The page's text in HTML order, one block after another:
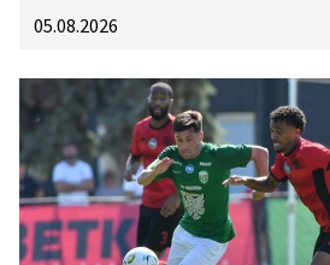
05.08.2026